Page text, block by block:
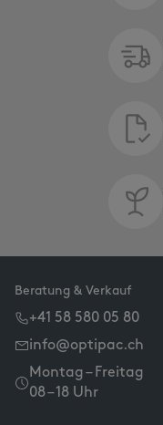
Beratung & Verkauf
+41 58 580 05 80
info@optipac.ch
Montag – Freitag
08 – 18 Uhr